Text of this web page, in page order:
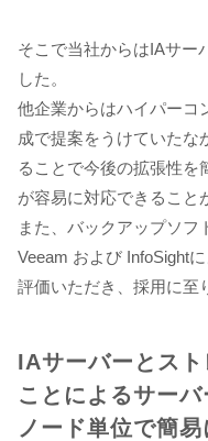
そこで当社からはIAサー
した。
他企業からはハイパーコ
成で提案をうけていたな
ることで今後の拡張性を
が容易に対応できること
また、バックアップソフ
Veeam および InfoSight
評価いただき、採用に至
IAサーバーとス
ことによるサー
ノード単位で簡